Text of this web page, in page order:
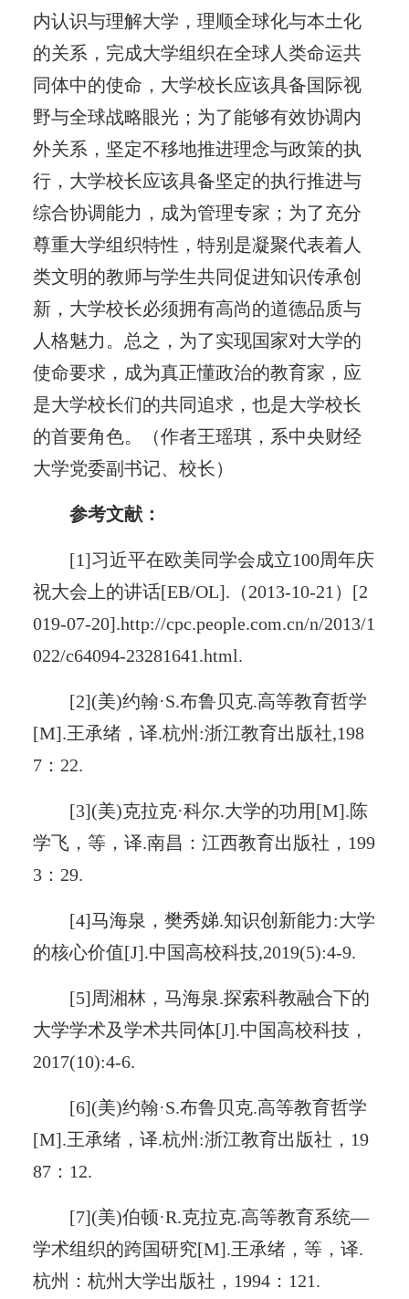
内认识与理解大学，理顺全球化与本土化
的关系，完成大学组织在全球人类命运共
同体中的使命，大学校长应该具备国际视
野与全球战略眼光；为了能够有效协调内
外关系，坚定不移地推进理念与政策的执
行，大学校长应该具备坚定的执行推进与
综合协调能力，成为管理专家；为了充分
尊重大学组织特性，特别是凝聚代表着人
类文明的教师与学生共同促进知识传承创
新，大学校长必须拥有高尚的道德品质与
人格魅力。总之，为了实现国家对大学的
使命要求，成为真正懂政治的教育家，应
是大学校长们的共同追求，也是大学校长
的首要角色。（作者王瑶琪，系中央财经
大学党委副书记、校长）
参考文献：
[1]习近平在欧美同学会成立100周年庆
祝大会上的讲话[EB/OL].（2013-10-21）[2
019-07-20].http://cpc.people.com.cn/n/2013/1
022/c64094-23281641.html.
[2](美)约翰·S.布鲁贝克.高等教育哲学
[M].王承绪，译.杭州:浙江教育出版社,198
7：22.
[3](美)克拉克·科尔.大学的功用[M].陈
学飞，等，译.南昌：江西教育出版社，199
3：29.
[4]马海泉，樊秀娣.知识创新能力:大学
的核心价值[J].中国高校科技,2019(5):4-9.
[5]周湘林，马海泉.探索科教融合下的
大学学术及学术共同体[J].中国高校科技，
2017(10):4-6.
[6](美)约翰·S.布鲁贝克.高等教育哲学
[M].王承绪，译.杭州:浙江教育出版社，19
87：12.
[7](美)伯顿·R.克拉克.高等教育系统—
学术组织的跨国研究[M].王承绪，等，译.
杭州：杭州大学出版社，1994：121.